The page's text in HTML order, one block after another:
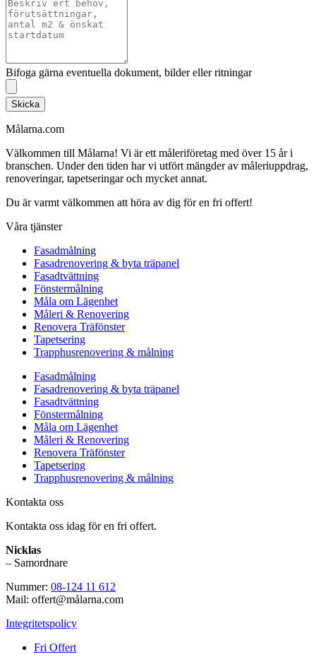
Bifoga gärna eventuella dokument, bilder eller ritningar
Skicka
Målarna.com
Välkommen till Målarna! Vi är ett måleriföretag med över 15 år i
branschen. Under den tiden har vi utfört mängder av måleriuppdrag,
renoveringar, tapetseringar och mycket annat.
Du är varmt välkommen att höra av dig för en fri offert!
Våra tjänster
Fasadmålning
Fasadrenovering & byta träpanel
Fasadtvättning
Fönstermålning
Måla om Lägenhet
Måleri & Renovering
Renovera Träfönster
Tapetsering
Trapphusrenovering & målning
Fasadmålning
Fasadrenovering & byta träpanel
Fasadtvättning
Fönstermålning
Måla om Lägenhet
Måleri & Renovering
Renovera Träfönster
Tapetsering
Trapphusrenovering & målning
Kontakta oss
Kontakta oss idag för en fri offert.
Nicklas
– Samordnare
Nummer: 08-124 11 612
Mail: offert@målarna.com
Integritetspolicy
Fri Offert